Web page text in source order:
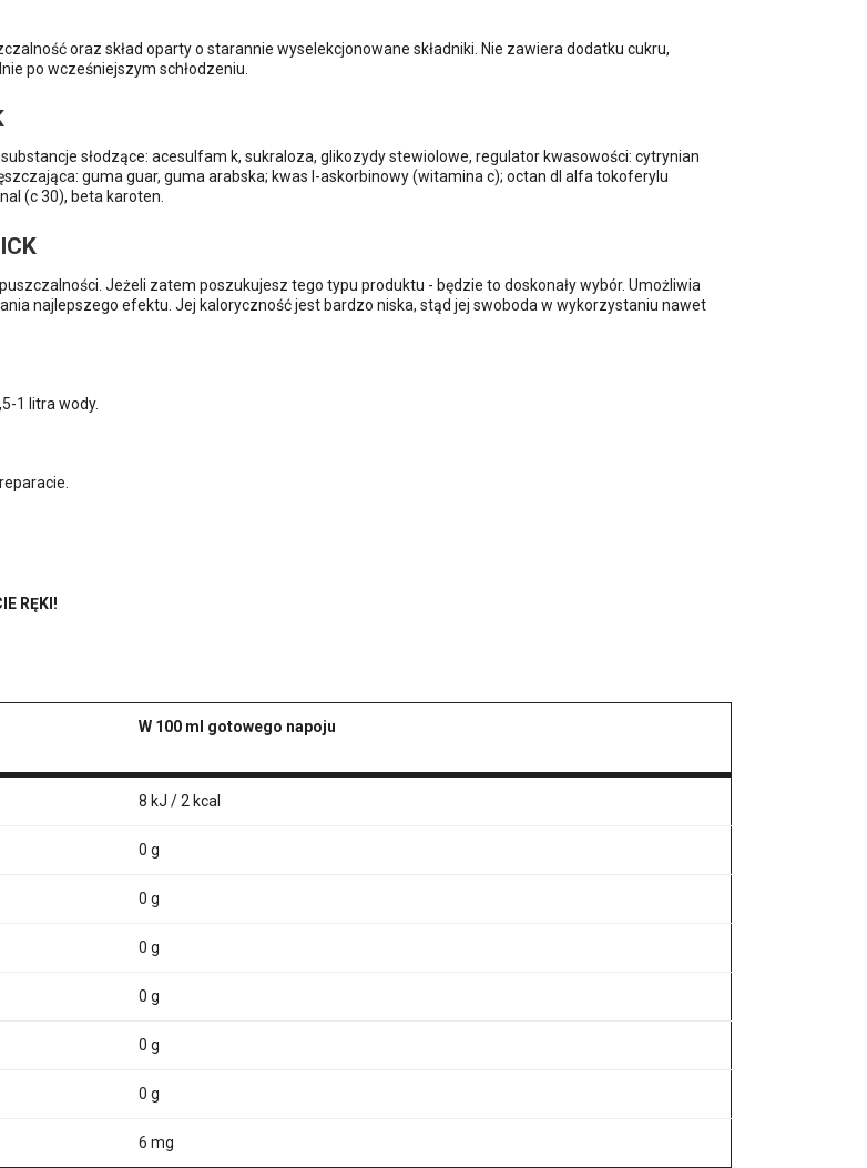
oraz skład oparty o starannie wyselekcjonowane składniki. Nie zawiera dodatku cukru,
po wcześniejszym schłodzeniu.
słodzące: acesulfam k, sukraloza, glikozydy stewiolowe, regulator kwasowości: cytrynian
guma guar, guma arabska; kwas l-askorbinowy (witamina c); octan dl alfa tokoferylu
(c 30), beta karoten.
Jeżeli zatem poszukujesz tego typu produktu - będzie to doskonały wybór. Umożliwia
najlepszego efektu. Jej kaloryczność jest bardzo niska, stąd jej swoboda w wykorzystaniu nawet
1 litra wody.
RĘKI!
W 100 ml gotowego napoju
8 kJ / 2 kcal
0 g
0 g
0 g
0 g
0 g
0 g
6 mg